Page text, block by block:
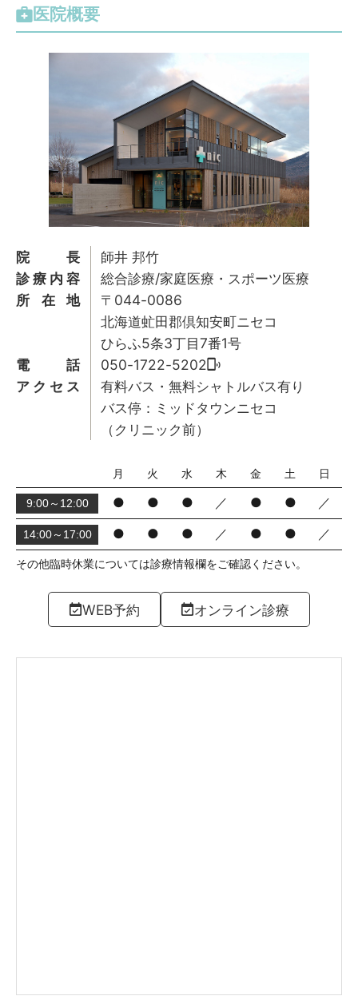
医院概要
院長
師井 邦竹
診療内容
総合診療/家庭医療・スポーツ医療
所在地
〒044-0086
北海道虻田郡倶知安町ニセコ
ひらふ5条3丁目7番1号
電話
050-1722-5202
アクセス
有料バス・無料シャトルバス有り
バス停：ミッドタウンニセコ
（クリニック前）
その他臨時休業については診療情報欄をご確認ください。
月 火 水 木 金 土 日
9:00～12:00 ● ● ● ／ ● ● ／
14:00～17:00 ● ● ● ／ ● ● ／
WEB予約 オンライン診療